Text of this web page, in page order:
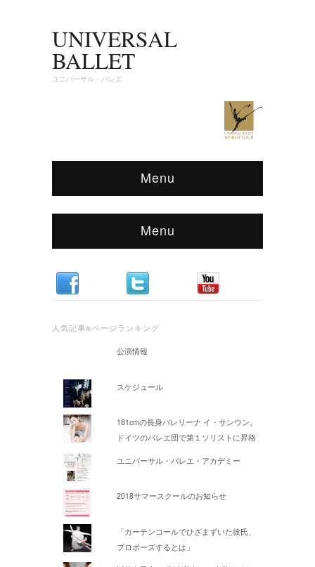
UNIVERSAL
BALLET
ユニバーサル・バレエ
Menu
Menu
人気記事&ページランキング
公演情報
スケジュール
181cmの長身バレリーナ イ・サンウン、
ドイツのバレエ団で第１ソリストに昇格
ユニバーサル・バレエ・アカデミー
2018サマースクールのお知らせ
「カーテンコールでひざまずいた彼氏、
プロポーズするとは」